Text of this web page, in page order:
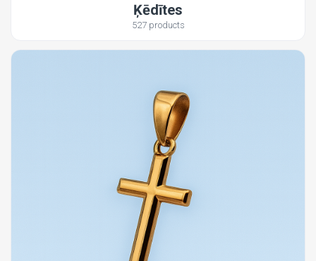
Ķēdītes
527 products